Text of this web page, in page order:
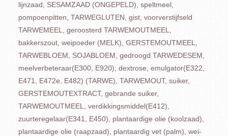
lijnzaad, SESAMZAAD (ONGEPELD), speltmeel,
pompoenpitten, TARWEGLUTEN, gist, voorverstijfseld
TARWEMEEL, geroosterd TARWEMOUTMEEL,
bakkerszout, weipoeder (MELK), GERSTEMOUTMEEL,
TARWEBLOEM, SOJABLOEM, gedroogd TARWEDESEM,
meelverbeteraar(E300, E920), dextrose, emulgator(E322,
E471, E472e, E482) (TARWE), TARWEMOUT, suiker,
GERSTEMOUTEXTRACT, gebrande suiker,
TARWEMOUTMEEL, verdikkingsmiddel(E412),
zuurteregelaar(E341, E450), plantaardige olie (koolzaad),
plantaardige olie (raapzaad), plantaardig vet (palm), wei-